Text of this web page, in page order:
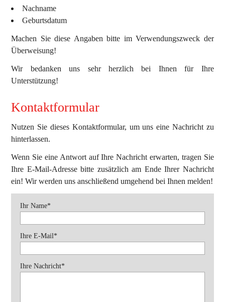
Nachname
Geburtsdatum
Machen Sie diese Angaben bitte im Verwendungszweck der
Überweisung!
Wir bedanken uns sehr herzlich bei Ihnen für Ihre
Unterstützung!
Kontaktformular
Nutzen Sie dieses Kontaktformular, um uns eine Nachricht zu
hinterlassen.
Wenn Sie eine Antwort auf Ihre Nachricht erwarten, tragen Sie
Ihre E-Mail-Adresse bitte zusätzlich am Ende Ihrer Nachricht
ein! Wir werden uns anschließend umgehend bei Ihnen melden!
Pflichtfeld
Ihr Name*
Pflichtfeld
Ihre E-Mail*
Pflichtfeld
Ihre Nachricht*